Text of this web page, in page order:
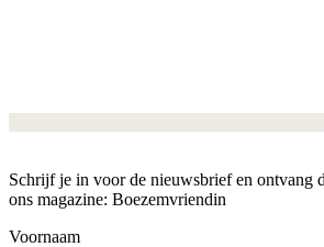
Schrijf je in voor de nieuwsbrief en ontvang
ons magazine: Boezemvriendin
Voornaam